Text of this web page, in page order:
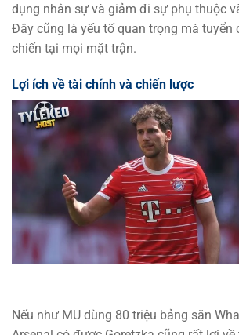
dụng nhân sự và giảm đi sự phụ thuộc
Đây cũng là yếu tố quan trọng mà tuyển
chiến tại mọi mặt trận.
Lợi ích về tài chính và chiến lược
Nếu như MU dùng 80 triệu bảng săn